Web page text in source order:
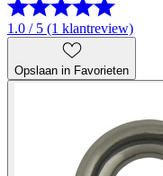
1.0 / 5 (1 klantreview)
Opslaan in Favorieten